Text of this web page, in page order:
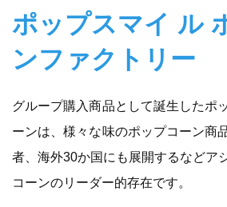
ポップスマイ ル
ンファクトリー
グループ購入商品として誕生したポ
ーンは、様々な味のポップコーン商
者、海外30か国にも展開するなどア
コーンのリーダー的存在です。